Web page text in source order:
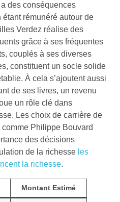
des conséquences
rémunéré autour de
Verdez réalise des
grâce à ses fréquentes
couplés à ses diverses
constituent un socle solide
À cela s’ajoutent aussi
de ses livres, un revenu
un rôle clé dans
Les choix de carrière de
Philippe Bouvard
des décisions
de la richesse les
la richesse.
Montant Estimé